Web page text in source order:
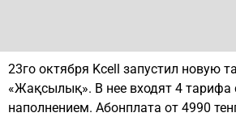
23го октября Kcell запустил новую
«Жақсылық». В нее входят 4
наполнением. Абонплата от 4990